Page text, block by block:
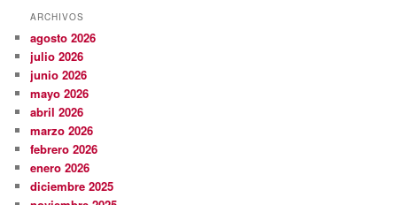
ARCHIVOS
agosto 2026
julio 2026
junio 2026
mayo 2026
abril 2026
marzo 2026
febrero 2026
enero 2026
diciembre 2025